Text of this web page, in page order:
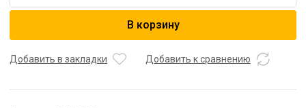
Набор
заглушек
В корзину
Добавить в закладки Добавить к сравнению